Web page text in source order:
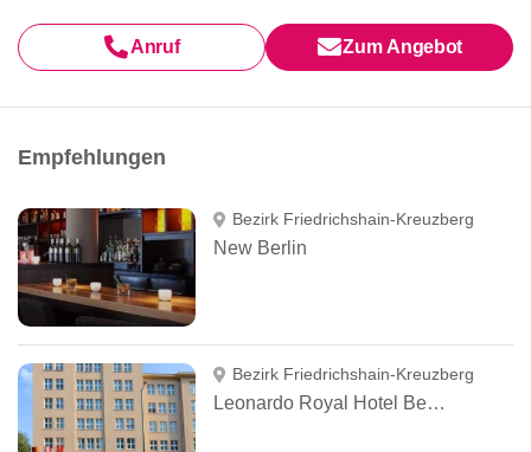
Anruf Zum Angebot
Empfehlungen
Bezirk Friedrichshain-Kreuzberg
New Berlin
Bezirk Friedrichshain-Kreuzberg
Leonardo Royal Hotel Berlin